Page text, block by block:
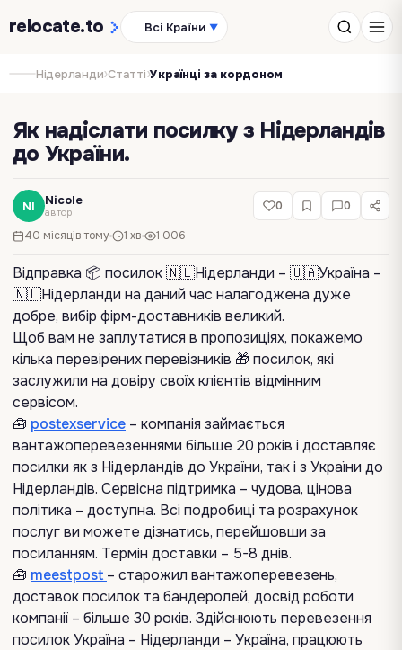
relocate.to Всі Країни ▼
Нідерланди›Статті›Українці за кордоном
Як надіслати посилку з Нідерландів
до України.
NI Nicole
автор
40 місяців тому 1 хв 1 006
0 0
Відправка 📦 посилок 🇳🇱Нідерланди – 🇺🇦Україна –
🇳🇱Нідерланди на даний час налагоджена дуже
добре, вибір фірм-доставників великий.
Щоб вам не заплутатися в пропозиціях, покажемо
кілька перевірених перевізників 🎁 посилок, які
заслужили на довіру своїх клієнтів відмінним
сервісом.
🧰 postexservice – компанія займається
вантажоперевезеннями більше 20 років і доставляє
посилки як з Нідерландів до України, так і з України до
Нідерландів. Сервісна підтримка – чудова, цінова
політика – доступна. Всі подробиці та розрахунок
послуг ви можете дізнатись, перейшовши за
посиланням. Термін доставки – 5-8 днів.
🧰 meestpost – старожил вантажоперевезень,
доставок посилок та бандеролей, досвід роботи
компанії – більше 30 років. Здійснюють перевезення
посилок Україна – Нідерланди – Україна, працюють